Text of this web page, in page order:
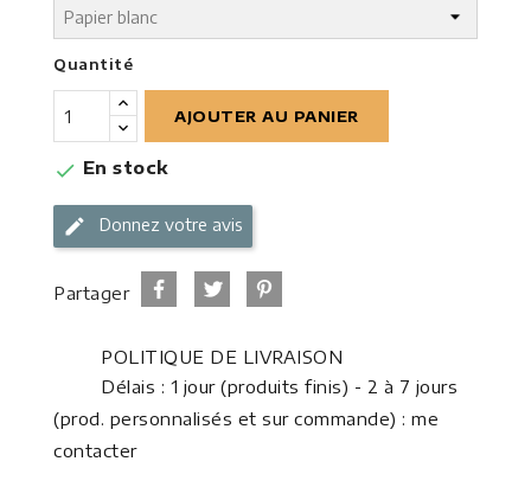
Quantité
AJOUTER AU PANIER
 En stock
Donnez votre avis
Partager
POLITIQUE DE LIVRAISON
Délais : 1 jour (produits finis) - 2 à 7 jours
(prod. personnalisés et sur commande) : me
contacter